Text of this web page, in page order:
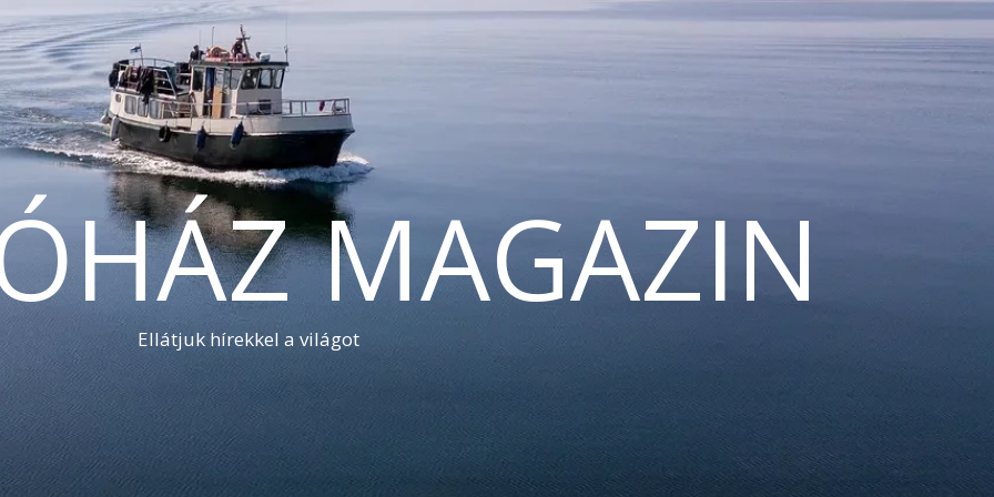
MAGAZIN
Ellátjuk hírekkel a világot